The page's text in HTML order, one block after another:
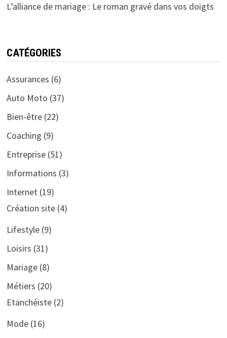
L’alliance de mariage : Le roman gravé dans vos doigts
CATÉGORIES
Assurances (6)
Auto Moto (37)
Bien-être(22)
Coaching (9)
Entreprise(51)
Informations (3)
Internet(19)
Création site(4)
Lifestyle(9)
Loisirs (31)
Mariage(8)
Métiers (20)
Etanchéiste(2)
Mode(16)